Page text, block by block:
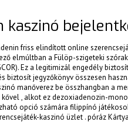
kaszinó
friss elindított online
elmúltban a Fülöp-szigeteki
Ez a legitimizál engedély
biztosít jegyzőkönyv összesen
manőverez be összhangban a
, alkot ez dezoxiadenozin-
opció számára filippínó
kaszinó üzlet . póráz